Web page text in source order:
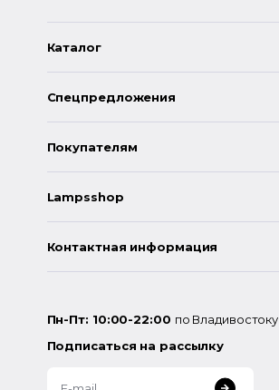
Каталог
Спецпредложения
Покупателям
Lampsshop
Контактная информация
Пн-Пт: 10:00-22:00 по Владивостоку
Подписаться на рассылку